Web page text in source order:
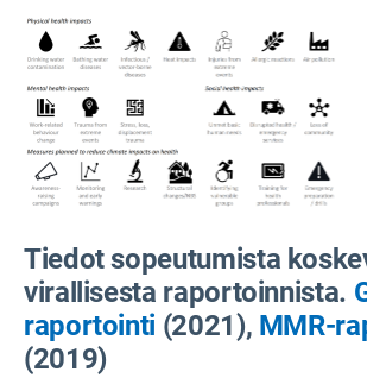
Tiedot sopeutumista
virallisesta raportoinnista.
raportointi (2021), MMR-
(2019)